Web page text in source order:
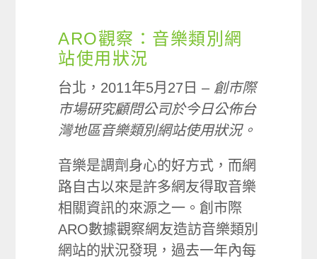
ARO觀察：音樂類別網
站使用狀況
台北，2011年5月27日 – 創市際
市場研究顧問公司於今日公佈台
灣地區音樂類別網站使用狀況。
音樂是調劑身心的好方式，而網
路自古以來是許多網友得取音樂
相關資訊的來源之一。創市際
ARO數據觀察網友造訪音樂類別
網站的狀況發現，過去一年內每